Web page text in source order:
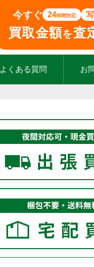
今すぐ 24時間対応
買取金額を査
よくある質問 お